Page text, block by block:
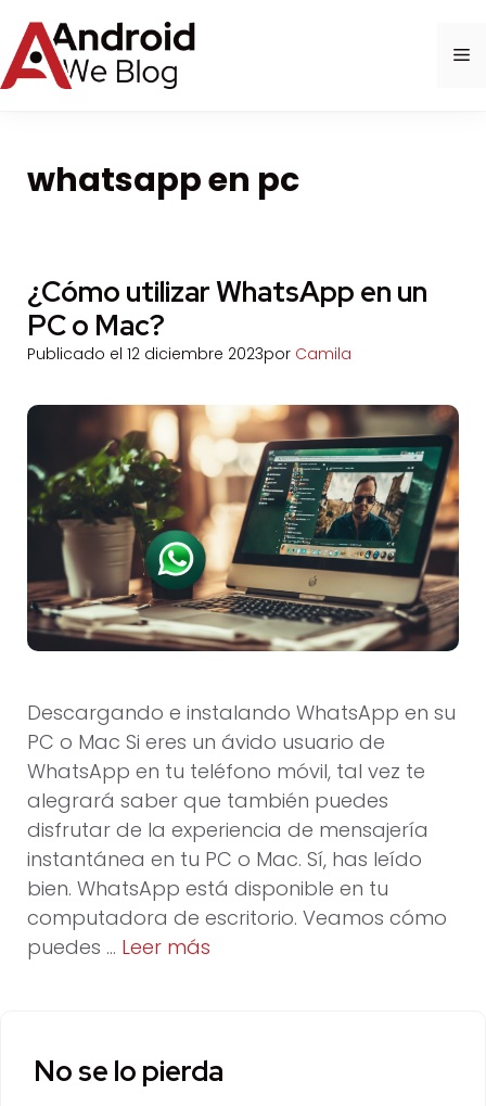
al
contenido
whatsapp en pc
¿Cómo utilizar WhatsApp en un
PC o Mac?
Publicado el 12 diciembre 2023por Camila
Descargando e instalando WhatsApp en su
PC o Mac Si eres un ávido usuario de
WhatsApp en tu teléfono móvil, tal vez te
alegrará saber que también puedes
disfrutar de la experiencia de mensajería
instantánea en tu PC o Mac. Sí, has leído
bien. WhatsApp está disponible en tu
computadora de escritorio. Veamos cómo
puedes … Leer más
No se lo pierda